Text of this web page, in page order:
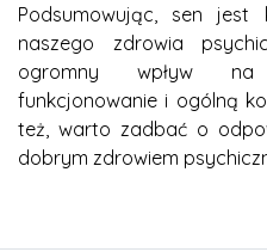
Podsumowując, sen jest
naszego zdrowia
ogromny wpływ na
funkcjonowanie i ogólną
też, warto zadbać o
dobrym zdrowiem